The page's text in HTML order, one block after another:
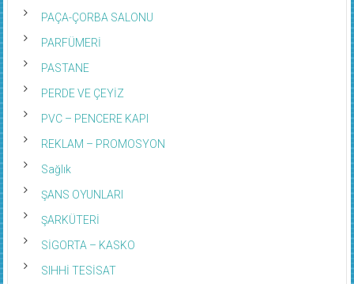
PAÇA-ÇORBA SALONU
PARFÜMERİ
PASTANE
PERDE VE ÇEYİZ
PVC – PENCERE KAPI
REKLAM – PROMOSYON
Sağlık
ŞANS OYUNLARI
ŞARKÜTERİ
SİGORTA – KASKO
SIHHİ TESİSAT